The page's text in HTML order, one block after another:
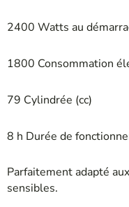
2400 Watts au
1800 Consommation
79 Cylindrée (cc)
8 h Durée de
Parfaitement adapté
sensibles.